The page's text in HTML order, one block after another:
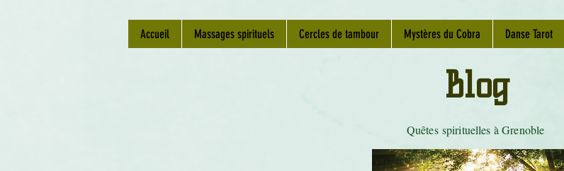
Accueil Massages spirituels Cercles de tambour Mystères du Cobra Danse Tarot
Quêtes spirituelles à Grenoble
Blog